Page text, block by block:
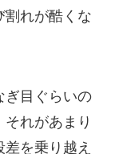
割れが酷くな
ぎ目ぐらいの
れがあまり
を乗り越え